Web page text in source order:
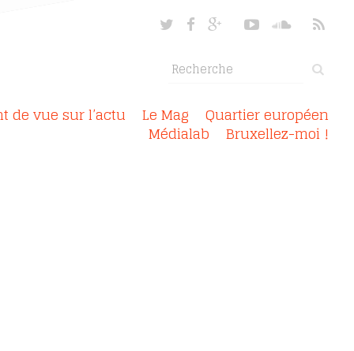
de vue sur l’actu Le Mag Quartier européen
Médialab Bruxellez-moi !